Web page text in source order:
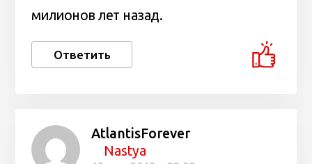
милионов лет назад.
Ответить
AtlantisForever
Nastya